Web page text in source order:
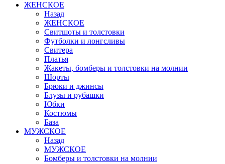
ЖЕНСКОЕ
Назад
ЖЕНСКОЕ
Свитшоты и толстовки
Футболки и лонгсливы
Свитера
Платья
Жакеты, бомберы и толстовки на молнии
Шорты
Брюки и джинсы
Блузы и рубашки
Юбки
Костюмы
База
МУЖСКОЕ
Назад
МУЖСКОЕ
Бомберы и толстовки на молнии